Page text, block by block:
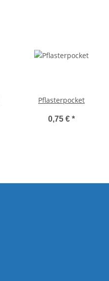
Pflasterpocket
0,75 € *